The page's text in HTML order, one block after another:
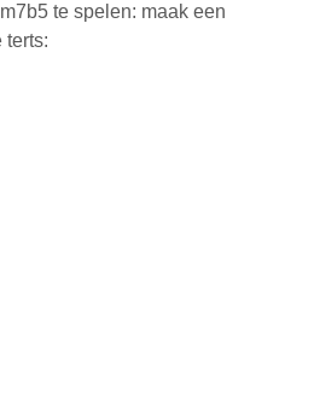
te spelen: maak een
terts: